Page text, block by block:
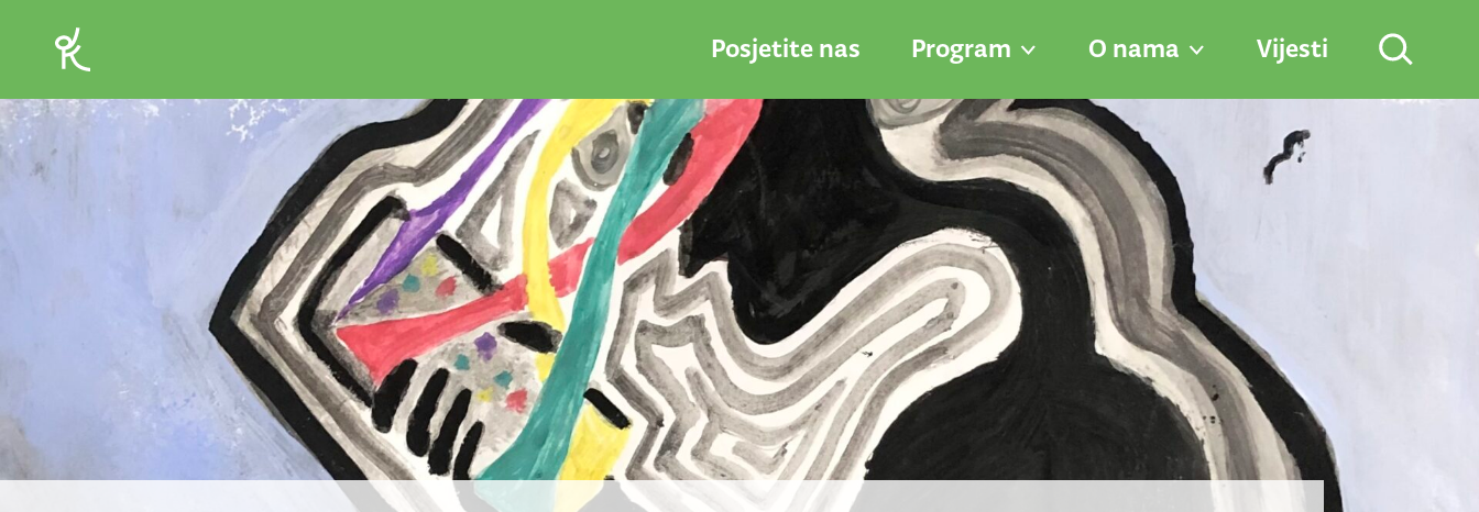
Posjetite nas Program O nama Vijesti